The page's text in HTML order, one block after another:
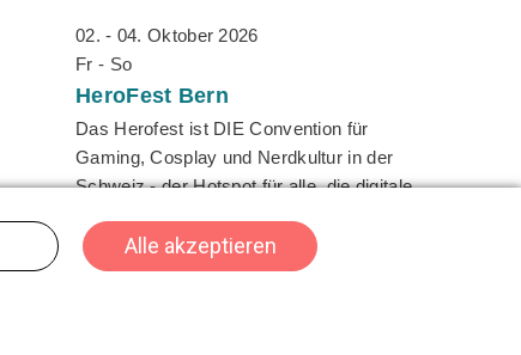
02. - 04. Oktober 2026
Fr - So
HeroFest Bern
Das Herofest ist DIE Convention für
Gaming, Cosplay und Nerdkultur in der
Schweiz - der Hotspot für alle, die digitale
Gesamtgrösse von über 22'000 m² ist sie
ein Must-Attend für 2026.